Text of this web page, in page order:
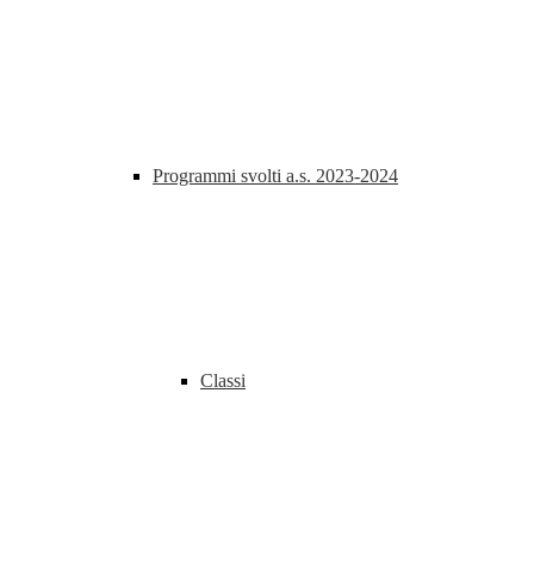
Programmi svolti a.s. 2023-2024
Classi